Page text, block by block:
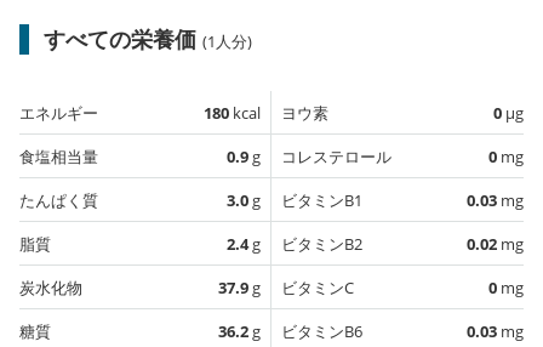
すべての栄養価 (1人分)
エネルギー 180 kcal
食塩相当量
0.9g
たんぱく質
3.0g
脂質
2.4g
炭水化物
37.9g
糖質
36.2g
ヨウ素 0 µg
コレステロール
0 mg
ビタミンB1
0.03 mg
ビタミンB2
0.02 mg
ビタミンC
0 mg
ビタミンB6
0.03 mg